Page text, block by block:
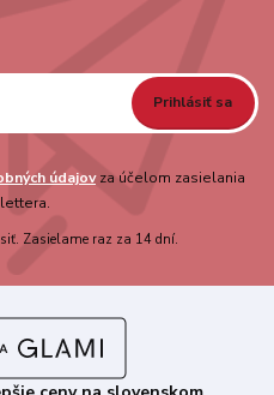
Prihlásiť sa
údajovza účelom zasielania
Zasielame raz za 14 dní.